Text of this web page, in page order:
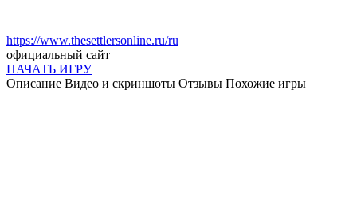
https://www.thesettlersonline.ru/ru
официальный сайт
НАЧАТЬ ИГРУ
Описание Видео и скриншоты Отзывы Похожие игры